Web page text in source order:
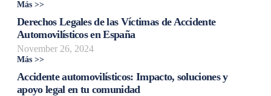
Más >>
Derechos Legales de las Víctimas de Accidente
Automovilísticos en España
November 26, 2024
Más >>
Accidente automovilísticos: Impacto, soluciones y
apoyo legal en tu comunidad